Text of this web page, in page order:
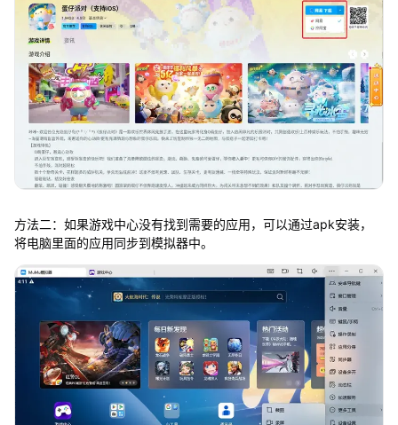
方法二：如果游戏中心没有找到需要的应用，可以通过apk安装，
将电脑里面的应用同步到模拟器中。